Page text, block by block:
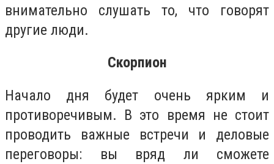
внимательно слушать то, что говорят
другие люди.
Скорпион
Начало дня будет очень ярким и
противоречивым. В это время не стоит
проводить важные встречи и деловые
переговоры: вы вряд ли сможете